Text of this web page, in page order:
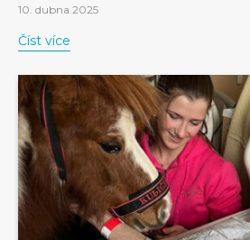
10. dubna 2025
Číst více